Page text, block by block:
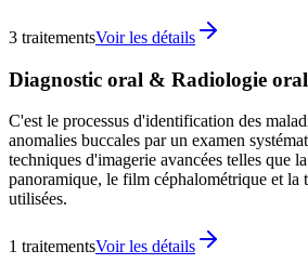
3 traitementsVoir les détails
Diagnostic oral & Radiologie
C'est le processus d'identification des
anomalies buccales par un examen
techniques d'imagerie avancées telles que
panoramique, le film céphalométrique et la
utilisées.
1 traitementsVoir les détails